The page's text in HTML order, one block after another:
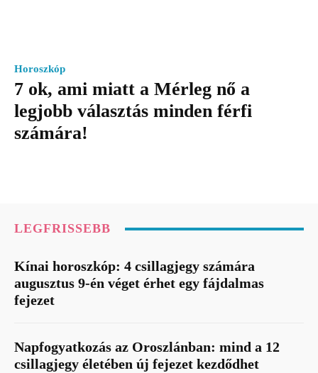
Horoszkóp
7 ok, ami miatt a Mérleg nő a
legjobb választás minden férfi
számára!
LEGFRISSEBB
Kínai horoszkóp: 4 csillagjegy számára
augusztus 9-én véget érhet egy fájdalmas
fejezet
Napfogyatkozás az Oroszlánban: mind a 12
csillagjegy életében új fejezet kezdődhet